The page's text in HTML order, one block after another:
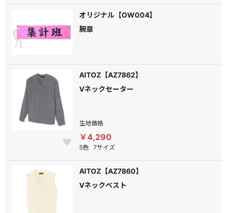
オリジナル【OW004】
腕章
AITOZ【AZ7862】
Vネックセーター
生地価格
￥4,290
5色 7サイズ
AITOZ【AZ7860】
Vネックベスト